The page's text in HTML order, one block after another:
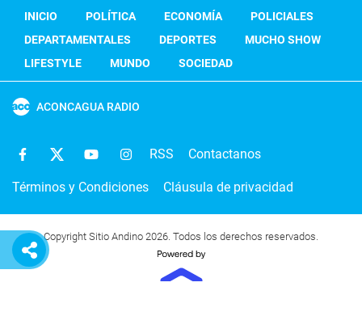
INICIO POLÍTICA ECONOMÍA
POLICIALES
DEPARTAMENTALES
DEPORTES
MUCHO SHOW
LIFESTYLE
MUNDO SOCIEDAD
ACONCAGUA RADIO
RSS Contactanos
Términos y Condiciones Cláusula de privacidad
Copyright Sitio Andino 2026. Todos los derechos reservados.